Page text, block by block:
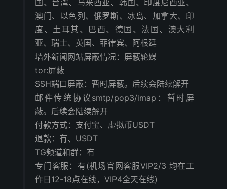
澳门、以色列、俄罗斯、冰岛、加拿大、印
度、土耳其、巴西、德国、法国、澳大利
亚、瑞士、英国、菲律宾、阿根廷
墙外新闻网站屏蔽情况：屏蔽轮媒
tor:屏蔽
SSH端口屏蔽：暂时屏蔽。后续会陆续解开
邮件传统协议smtp/pop3/imap：暂时屏
蔽。后续会陆续解开
付款方式：支付宝、虚拟币USDT
退款：有、USDT
TG频道和群：有
专门客服：有(机场官网客服VIP2/3 均在工
作日12-18点在线，VIP4全天在线)